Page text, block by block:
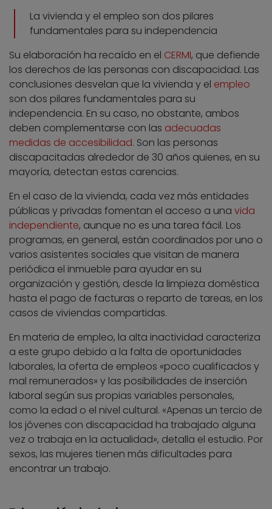
La vivienda y el empleo son dos pilares
fundamentales para su independencia
Su elaboración ha recaído en el CERMI, que defiende
los derechos de las personas con discapacidad. Las
conclusiones desvelan que la vivienda y el empleo
son dos pilares fundamentales para su
independencia. En su caso, no obstante, ambos
deben complementarse con las adecuadas
medidas de accesibilidad. Son las personas
discapacitadas alrededor de 30 años quienes, en su
mayoría, detectan estas carencias.
En el caso de la vivienda, cada vez más entidades
públicas y privadas fomentan el acceso a una vida
independiente, aunque no es una tarea fácil. Los
programas, en general, están coordinados por uno o
varios asistentes sociales que visitan de manera
periódica el inmueble para ayudar en su
organización y gestión, desde la limpieza doméstica
hasta el pago de facturas o reparto de tareas, en los
casos de viviendas compartidas.
En materia de empleo, la alta inactividad caracteriza
a este grupo debido a la falta de oportunidades
laborales, la oferta de empleos «poco cualificados y
mal remunerados» y las posibilidades de inserción
laboral según sus propias variables personales,
como la edad o el nivel cultural. «Apenas un tercio de
los jóvenes con discapacidad ha trabajado alguna
vez o trabaja en la actualidad», detalla el estudio. Por
sexos, las mujeres tienen más dificultades para
encontrar un trabajo.